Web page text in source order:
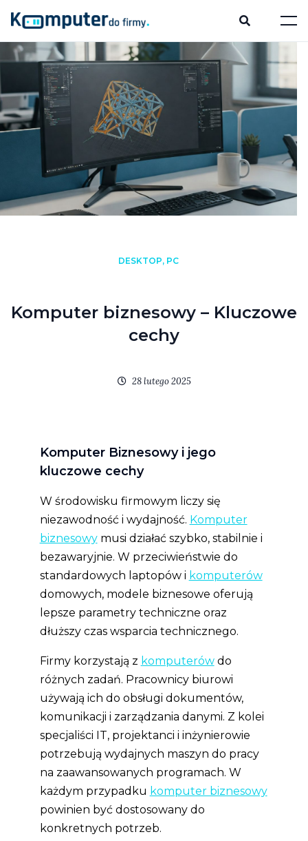
DESKTOP, PC
Komputer biznesowy – Kluczowe
cechy
28 lutego 2025
Komputer Biznesowy i jego
kluczowe cechy
W środowisku firmowym liczy się
niezawodność i wydajność. Komputer
biznesowymusi działać szybko, stabilnie i
bezawaryjnie. W przeciwieństwie do
standardowych laptopów i komputerów
domowych, modele biznesowe oferują
lepsze parametry techniczne oraz
dłuższy czas wsparcia technicznego.
Firmy korzystają z komputerówdo
różnych zadań. Pracownicy biurowi
używają ich do obsługi dokumentów,
komunikacji i zarządzania danymi. Z kolei
specjaliści IT, projektanci i inżynierowie
potrzebują wydajnych maszyn do pracy
na zaawansowanych programach. W
każdym przypadku komputer biznesowy
powinien być dostosowany do
konkretnych potrzeb.